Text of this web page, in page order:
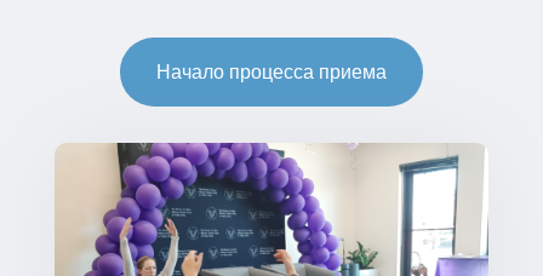
Начало процесса приема